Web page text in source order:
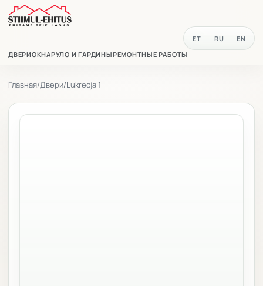
ДВЕРИОКНАРУЛО И ГАРДИНЫРЕМОНТНЫЕ РАБОТЫ
ET RU EN
Главная/Двери/Lukrecja 1